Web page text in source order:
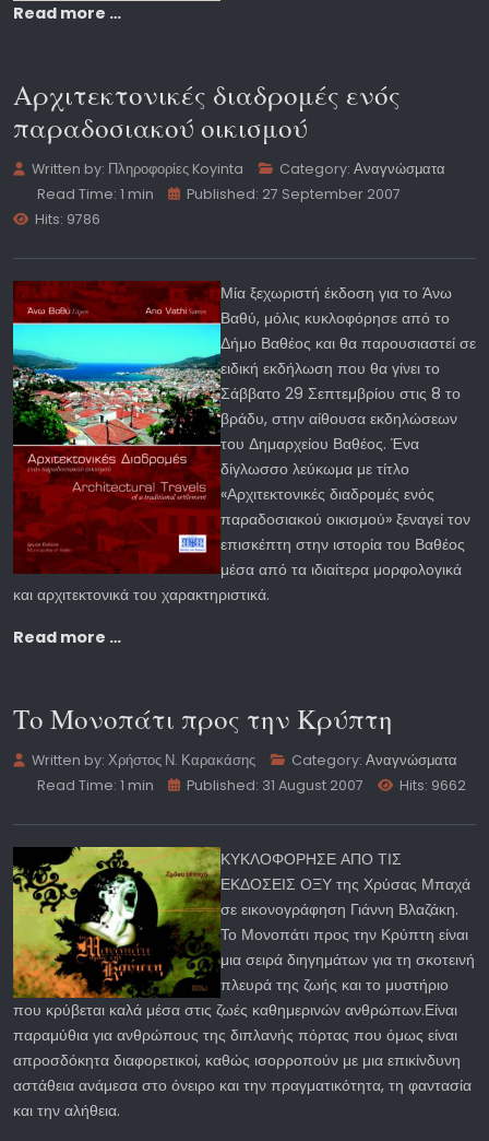
Read more …
Αρχιτεκτονικές διαδρομές ενός
παραδοσιακού οικισμού
Written by: Πληροφορίες Koyinta Category:Αναγνώσματα
Read Time: 1 min
Published: 27 September 2007
Hits: 9786
Μία ξεχωριστή έκδοση για το Άνω
Βαθύ, μόλις κυκλοφόρησε από το
Δήμο Βαθέος και θα παρουσιαστεί σε
ειδική εκδήλωση που θα γίνει το
Σάββατο 29 Σεπτεμβρίου στις 8 το
βράδυ, στην αίθουσα εκδηλώσεων
του Δημαρχείου Βαθέος. Ένα
δίγλωσσο λεύκωμα με τίτλο
«Αρχιτεκτονικές διαδρομές ενός
παραδοσιακού οικισμού» ξεναγεί τον
επισκέπτη στην ιστορία του Βαθέος
μέσα από τα ιδιαίτερα μορφολογικά
και αρχιτεκτονικά του χαρακτηριστικά.
Read more …
Το Μονοπάτι προς την Κρύπτη
Written by:Χρήστος Ν. Καρακάσης Category:Αναγνώσματα
Read Time: 1 min
Published: 31 August 2007 Hits: 9662
ΚΥΚΛΟΦΟΡΗΣΕ ΑΠΟ ΤΙΣ
ΕΚΔΟΣΕΙΣ ΟΞΥ της Χρύσας Μπαχά
σε εικονογράφηση Γιάννη Βλαζάκη.
Το Μονοπάτι προς την Κρύπτη είναι
μια σειρά διηγημάτων για τη σκοτεινή
πλευρά της ζωής και το μυστήριο
που κρύβεται καλά μέσα στις ζωές καθημερινών ανθρώπων.Είναι
παραμύθια για ανθρώπους της διπλανής πόρτας που όμως είναι
απροσδόκητα διαφορετικοί, καθώς ισορροπούν με μια επικίνδυνη
αστάθεια ανάμεσα στο όνειρο και την πραγματικότητα, τη φαντασία
και την αλήθεια.